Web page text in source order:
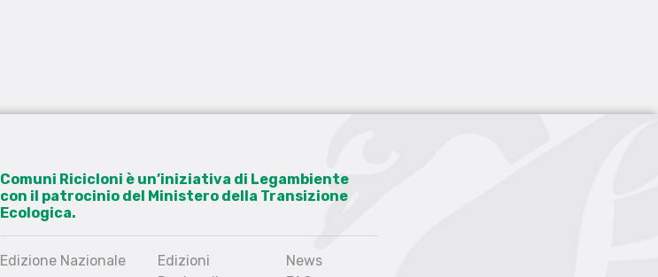
Comuni Ricicloni è un’iniziativa di Legambiente
con il patrocinio del Ministero della Transizione
Ecologica.
Edizione Nazionale
Edizioni
News